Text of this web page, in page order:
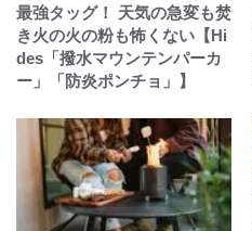
最強タッグ！ 天気の急変も焚
き火の火の粉も怖くない【Hi
des「撥水マウンテンパーカ
ー」「防炎ポンチョ」】